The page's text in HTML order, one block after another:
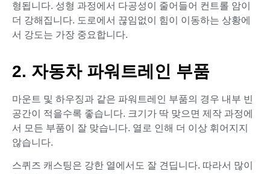
형됩니다. 성형 과정에서 다공성이 줄어들어 컨트롤 암이
더 강해집니다. 도로에서 끊임없이 힘이 이동하는 상황에
서 강도는 가장 중요합니다.
2. 자동차 파워트레인 부품
마운트 및 하우징과 같은 파워트레인 부품의 경우 내부 빈
공간이 적을수록 좋습니다. 크기가 딱 맞으면 제작 과정에
서 모든 부품이 잘 맞습니다. 열로 인해 더 이상 휘어지지
않습니다.
스퀴즈 캐스팅은 강한 열에서도 잘 견딥니다. 따라서 많이